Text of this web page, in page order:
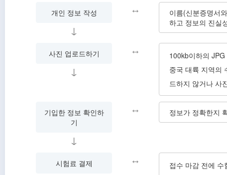
개인 정보 작성
↓
↔
이름(신분증명서
하고 정보의 진실
사진 업로드하기
↓
↔
100kb이하의
중국 대륙 지역의
드하지 않거나 사
기입한 정보 확인하
기
↓
↔ 정보가 정확한지
시험료 결제 ↔
접수 마감 전에